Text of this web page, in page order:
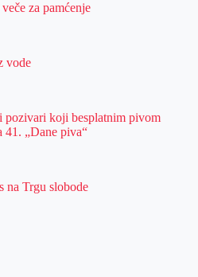
za pamćenje
vode
pozivari koji besplatnim pivom
41. „Dane piva“
na Trgu slobode